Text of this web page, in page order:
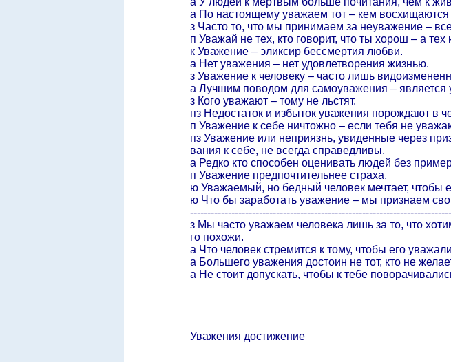
а По настоящему уважаем тот – кем восхищаются
з Часто то, что мы принимаем за неуважение –
п Уважай не тех, кто говорит, что ты хорош – а тех
к Уважение – эликсир бессмертия любви.
а Нет уважения – нет удовлетворения жизнью.
з Уважение к человеку – часто лишь
а Лучшим поводом для самоуважения – является
з Кого уважают – тому не льстят.
пз Недостаток и избыток уважения порождают в
п Уважение к себе ничтожно – если тебя не
пз Уважение или неприязнь, увиденные через
вания к себе, не всегда справедливы.
а Редко кто способен оценивать людей без
п Уважение предпочтительнее страха.
ю Уважаемый, но бедный человек мечтает, чтобы
ю Что бы заработать уважение – мы признаем
з Мы часто уважаем человека лишь за то, что
го похожи.
а Что человек стремится к тому, чтобы его
а Большего уважения достоин не тот, кто не
а Не стоит допускать, чтобы к тебе
Уважения достижение